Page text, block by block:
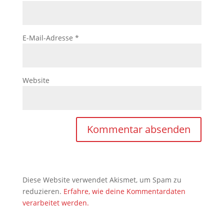
E-Mail-Adresse *
Website
Diese Website verwendet Akismet, um Spam zu
reduzieren. Erfahre, wie deine Kommentardaten
verarbeitet werden.